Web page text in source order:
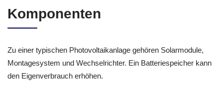
Komponenten
Zu einer typischen Photovoltaikanlage gehören Solarmodule,
Montagesystem und Wechselrichter. Ein Batteriespeicher kann
den Eigenverbrauch erhöhen.